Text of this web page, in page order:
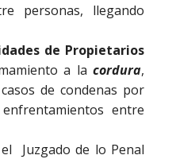
personas, llegando
de Propietarios
a la cordura,
de condenas por
entre
Juzgado de lo Penal